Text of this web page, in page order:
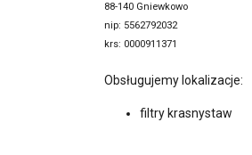
88-140 Gniewkowo
nip: 5562792032
krs: 0000911371
Obsługujemy lokalizacje:
filtry krasnystaw